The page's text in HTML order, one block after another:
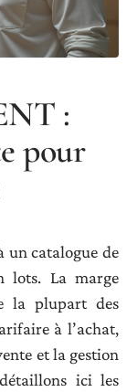
:
pour
un catalogue de
lots. La marge
la plupart des
à l’achat,
et la gestion
ici les